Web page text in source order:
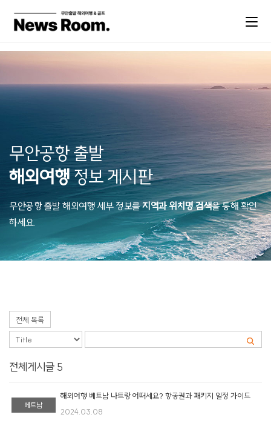
무안공항 출발
해외여행정보 게시판
무안공항 출발 해외여행 세부 정보를지역과 위치명 검색을 통해 확인
하세요.
전체 목록
전체게시글 5
베트남
해외여행 베트남 나트랑 어떠세요? 항공권과 패키지 일정 가이드
2024.03.08